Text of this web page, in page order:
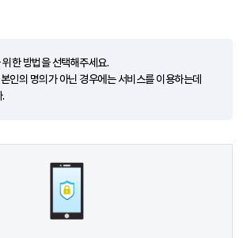
한 방법을 선택해주세요.
인의 명의가 아닌 경우에는 서비스를 이용하는데